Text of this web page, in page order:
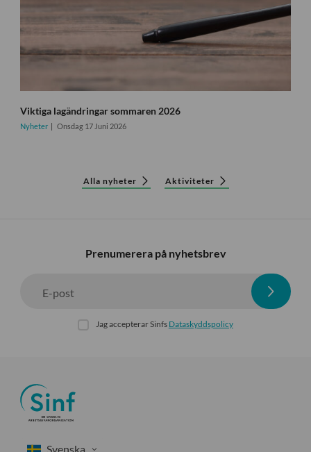
Viktiga lagändringar sommaren 2026
Nyheter Onsdag 17 Juni 2026
Alla nyheter Aktiviteter
Prenumerera på nyhetsbrev
E-post
Jag accepterar Sinfs Dataskyddspolicy